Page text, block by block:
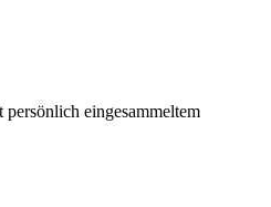
eingesammeltem